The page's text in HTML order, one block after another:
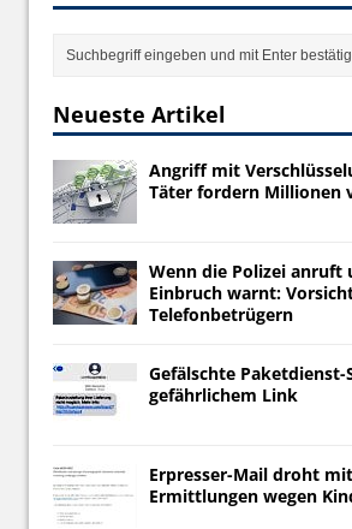
Neueste Artikel
Angriff mit
Täter fordern Millionen
Wenn die Polizei anruft
Einbruch warnt:
Telefonbetrügern
Gefälschte Paketdienst-
gefährlichem Link
Erpresser-Mail droht
Ermittlungen wegen